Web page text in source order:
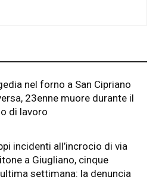
nel forno a San Cipriano
23enne muore durante il
di lavoro
incidenti all’incrocio di via
a Giugliano, cinque
settimana: la denuncia